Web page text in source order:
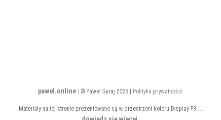
pawel.online | © Paweł Guraj 2026 | Polityka prywatności
Materiały na tej stronie prezentowane są w przestrzeni koloru Display P3 ...